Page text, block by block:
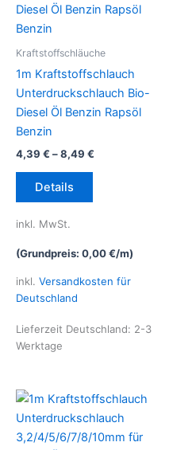
Kraftstoffschläuche
1m Kraftstoffschlauch
Unterdruckschlauch Bio-
Diesel Öl Benzin Rapsöl
Benzin
4,39 € –8,49 €
Details
Dieses
Varianten
Die
können
gewählt
werden
inkl. MwSt.
(Grundpreis: 0,00€/m)
inkl. Versandkosten für
Deutschland
Lieferzeit Deutschland: 2-3
Werktage